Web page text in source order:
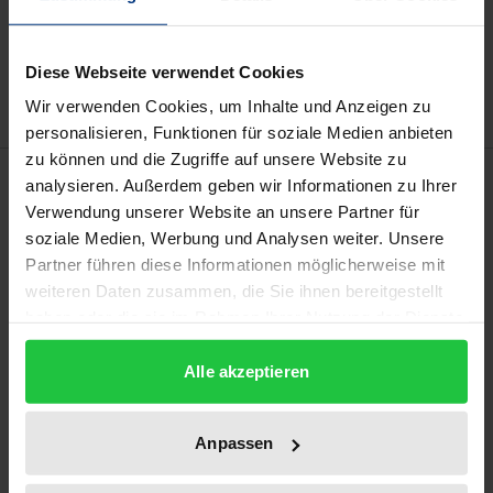
Diese Webseite verwendet Cookies
Wir verwenden Cookies, um Inhalte und Anzeigen zu
personalisieren, Funktionen für soziale Medien anbieten
zu können und die Zugriffe auf unsere Website zu
analysieren. Außerdem geben wir Informationen zu Ihrer
Verwendung unserer Website an unsere Partner für
soziale Medien, Werbung und Analysen weiter. Unsere
Partner führen diese Informationen möglicherweise mit
weiteren Daten zusammen, die Sie ihnen bereitgestellt
gesammelt haben.
Alle akzeptieren
Anpassen
Hinweise zu Versandkosten
Beschreibung
Das Werk untersucht das Recht der Vergabe von
Unionsbeihilfen. Nach der Bestimmung des Begriffs
der Unionsbeihilfen und der Überprüfung der
Anwendbarkeit von Art. 107 ff. AEUV, werden
formelle sowie materielle Aspekte der
Unionsbeihilfenvergabe im Detail analysiert. Hierbei
Gesetzesvorbehalt auch die